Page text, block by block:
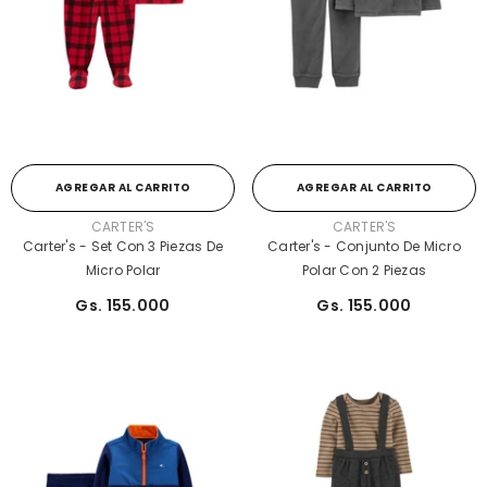
AGREGAR AL CARRITO
CARTER'S
Carter's - Set Con 3 Piezas De
Micro Polar
Gs. 155.000
AGREGAR AL CARRITO
CARTER'S
Carter's - Conjunto De Micro
Polar Con 2 Piezas
Gs. 155.000